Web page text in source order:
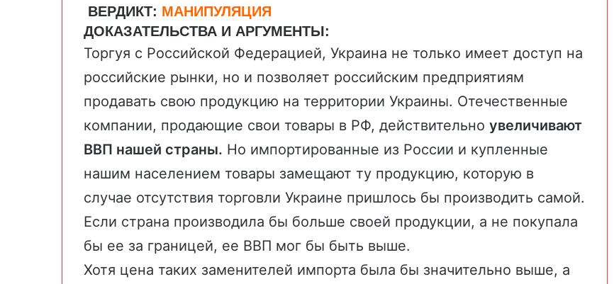
ВЕРДИКТ: МАНИПУЛЯЦИЯ
ДОКАЗАТЕЛЬСТВА И АРГУМЕНТЫ:
Торгуя с Российской Федерацией, Украина не только имеет доступ на
российские рынки, но и позволяет российским предприятиям
продавать свою продукцию на территории Украины. Отечественные
компании, продающие свои товары в РФ, действительно увеличивают
ВВП нашей страны. Но импортированные из России и купленные
нашим населением товары замещают ту продукцию, которую в
случае отсутствия торговли Украине пришлось бы производить самой.
Если страна производила бы больше своей продукции, а не покупала
бы ее за границей, ее ВВП мог бы быть выше.
Хотя цена таких заменителей импорта была бы значительно выше, а